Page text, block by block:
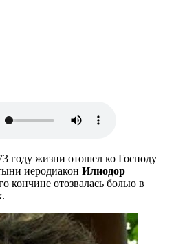
году жизни отошел ко Господу
иеродиакон Илиодор
кончине отозвалась болью в